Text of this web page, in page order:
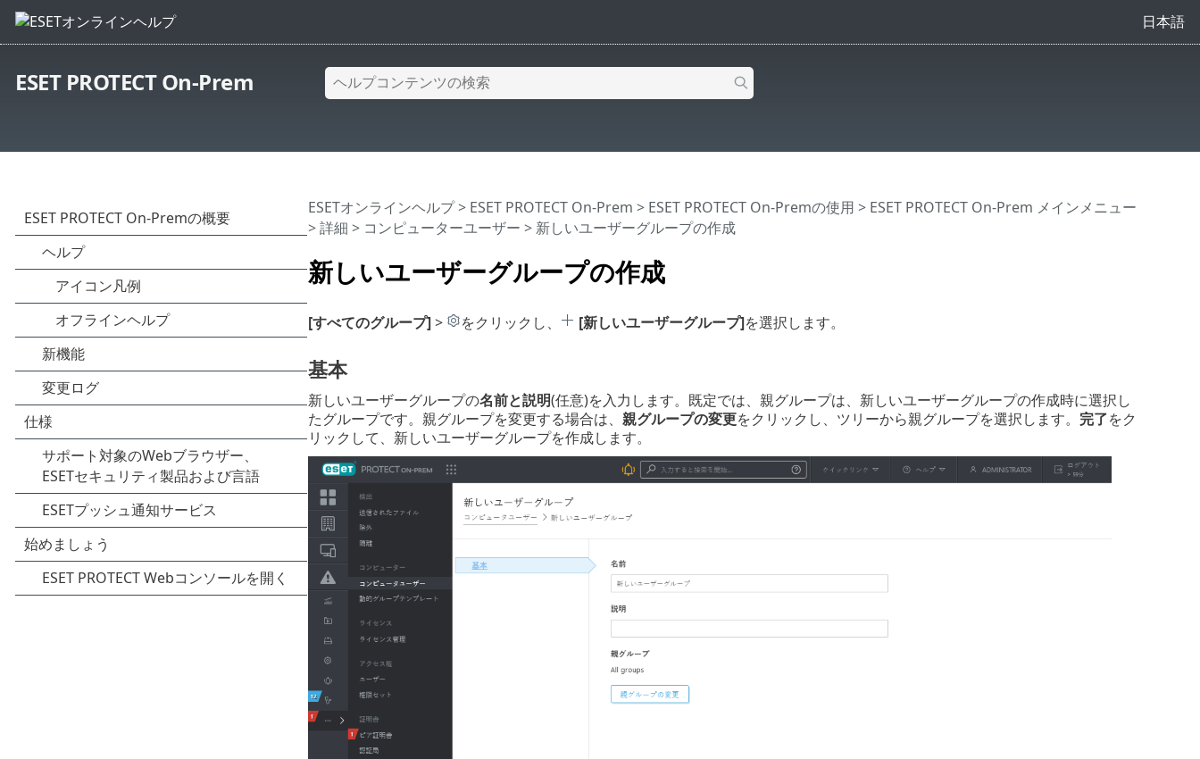
日本語
ESET PROTECT On-Prem
新しいユーザーグループの作成
ESETオンラインヘルプ> ESET PROTECT On-Prem > ESET PROTECT On-Premの使用 > ESET PROTECT On-Prem メインメニュー
>詳細 > コンピューターユーザー > 新しいユーザーグループの作成
[すべてのグループ]> をクリックし、 [新しいユーザーグループ]を選択します。
基本
新しいユーザーグループの名前と説明(任意)を入力します。既定では、親グループは、新しいユーザーグループの作成時に選択し
たグループです。親グループを変更する場合は、 親グループの変更をクリックし、ツリーから親グループを選択します。 完了をク
リックして、新しいユーザーグループを作成します。